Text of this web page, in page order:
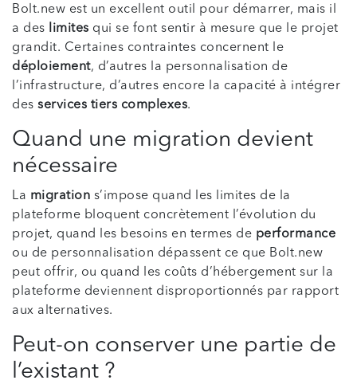
Bolt.new est un excellent outil pour démarrer, mais il
a des
limites qui se font sentir à mesure que le projet
grandit. Certaines contraintes concernent le
déploiement, d’autres la personnalisation de
l’infrastructure, d’autres encore la capacité à intégrer
des services tiers complexes.
Quand une migration devient
nécessaire
La migration s’impose quand les limites de la
plateforme bloquent concrètement l’évolution du
projet, quand les besoins en termes de performance
ou de personnalisation dépassent ce que Bolt.new
peut offrir, ou quand les coûts d’hébergement sur la
plateforme deviennent disproportionnés par rapport
aux alternatives.
Peut-on conserver une partie de
l’existant ?